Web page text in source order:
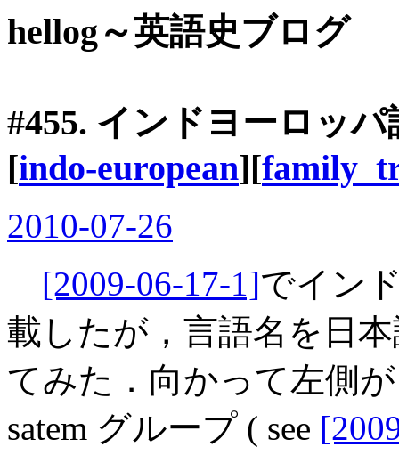
hellog～英語史ブログ
#455. インドヨーロッ
[indo-european][
2010-07-26
[2009-06-17-1]でイン
載したが，言語名を日
てみた．向かって左側
satem グループ ( see